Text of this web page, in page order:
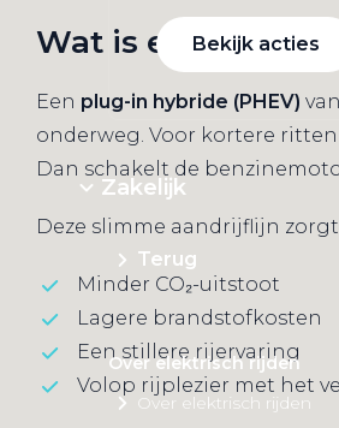
Bekijk acties
Zakelijk
Terug
Over elektrisch rijden
Over elektrisch rijden
Wat is een plug-
Een plug-in hybride (PHEV)
onderweg. Voor kortere
Dan schakelt de
Deze slimme aandrijflijn zorgt
Minder CO₂-uitstoot
Lagere brandstofkosten
Een stillere rijervaring
Volop rijplezier met het